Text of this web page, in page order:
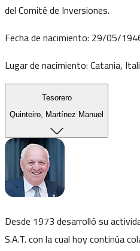
del Comité de Inversiones.
Fecha de nacimiento: 29/05/
Lugar de nacimiento:Catania,
Tesorero
Quinteiro, Martínez Manuel
Desde 1973 desarrolló su
S.A.T. con la cual hoy continúa